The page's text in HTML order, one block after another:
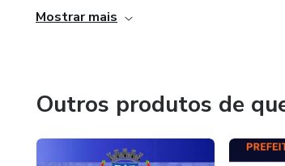
pós-venda e suporte técnico para todo o
Mostrar mais
Outros produtos de